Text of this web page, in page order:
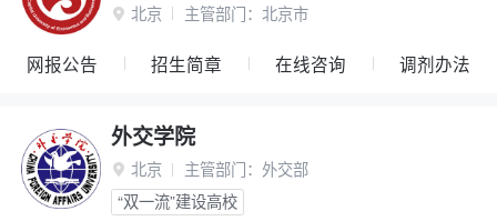
 北京 主管部门： 北京市
网报公告 招生简章 在线咨询 调剂办法
外交学院
 北京 主管部门： 外交部
“双一流”建设高校